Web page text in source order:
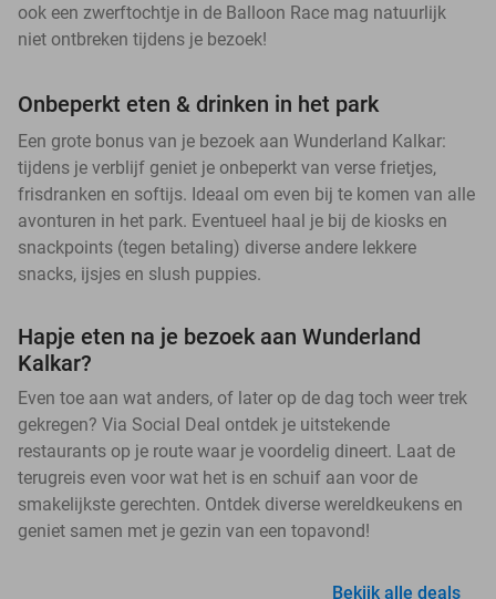
ook een zwerftochtje in de Balloon Race mag natuurlijk
niet ontbreken tijdens je bezoek!
Onbeperkt eten & drinken in het park
Een grote bonus van je bezoek aan Wunderland Kalkar:
tijdens je verblijf geniet je onbeperkt van verse frietjes,
frisdranken en softijs. Ideaal om even bij te komen van alle
avonturen in het park. Eventueel haal je bij de kiosks en
snackpoints (tegen betaling) diverse andere lekkere
snacks, ijsjes en slush puppies.
Hapje eten na je bezoek aan Wunderland
Kalkar?
Even toe aan wat anders, of later op de dag toch weer trek
gekregen? Via Social Deal ontdek je uitstekende
restaurants op je route waar je voordelig dineert. Laat de
terugreis even voor wat het is en schuif aan voor de
smakelijkste gerechten. Ontdek diverse wereldkeukens en
geniet samen met je gezin van een topavond!
Bekijk alle deals